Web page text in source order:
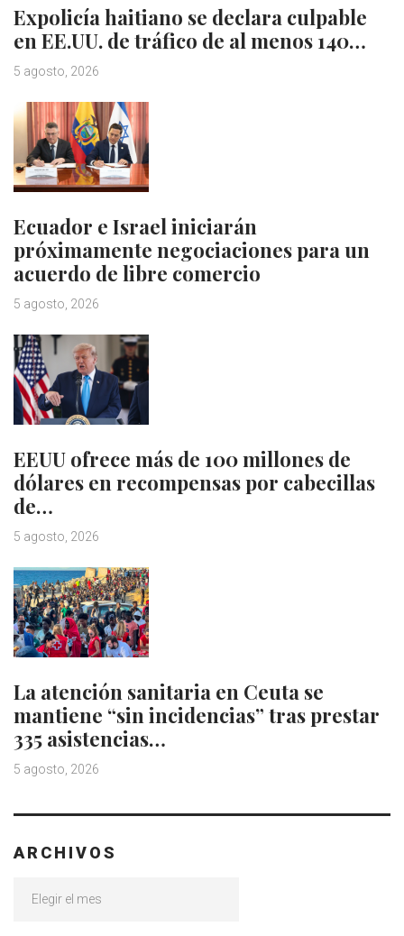
Expolicía haitiano se declara culpable
en EE.UU. de tráfico de al menos 140…
5 agosto, 2026
Ecuador e Israel iniciarán
próximamente negociaciones para un
acuerdo de libre comercio
5 agosto, 2026
EEUU ofrece más de 100 millones de
dólares en recompensas por cabecillas
de…
5 agosto, 2026
La atención sanitaria en Ceuta se
mantiene “sin incidencias” tras prestar
335 asistencias…
5 agosto, 2026
ARCHIVOS